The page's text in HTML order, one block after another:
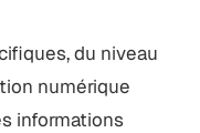
du niveau
numérique
informations